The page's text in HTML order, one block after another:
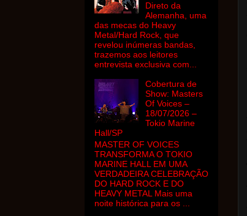
Direto da
Alemanha, uma
das mecas do Heavy
Metal/Hard Rock, que
revelou inúmeras bandas,
trazemos aos leitores
entrevista exclusiva com...
Cobertura de
Show: Masters
Of Voices –
18/07/2026 –
Tokio Marine
Hall/SP
MASTER OF VOICES
TRANSFORMA O TOKIO
MARINE HALL EM UMA
VERDADEIRA CELEBRAÇÃO
DO HARD ROCK E DO
HEAVY METAL Mais uma
noite histórica para os ...